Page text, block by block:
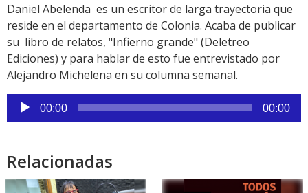
Link
Daniel Abelenda es un escritor de larga trayectoria que
reside en el departamento de Colonia. Acaba de publicar
su libro de relatos, "Infierno grande" (Deletreo
Ediciones) y para hablar de esto fue entrevistado por
Alejandro Michelena en su columna semanal.
Reproductor
de
00:00 00:00
Relacionadas